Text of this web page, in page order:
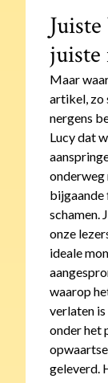
juiste
Maar
artikel, zo
nergens
Lucy dat
onderweg
bijgaande
schamen.
onze
ideale
waarop
verlaten
onder het
geleverd.